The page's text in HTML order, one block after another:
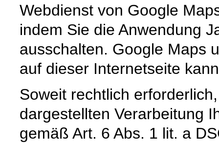
Webdienst von Google
indem Sie die Anwendung
ausschalten. Google Maps
auf dieser Internetseite
Soweit rechtlich
dargestellten Verarbeitung
gemäß Art. 6 Abs. 1 lit. a